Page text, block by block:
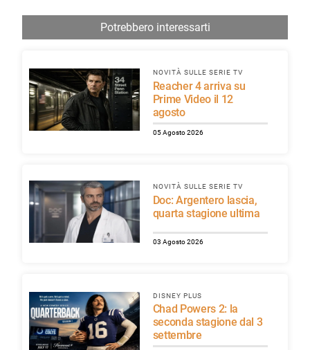
Potrebbero interessarti
NOVITÀ SULLE SERIE TV
Reacher 4 arriva su
Prime Video il 12
agosto
05 Agosto 2026
NOVITÀ SULLE SERIE TV
Doc: Argentero lascia,
quarta stagione ultima
03 Agosto 2026
DISNEY PLUS
Chad Powers 2: la
seconda stagione dal 3
settembre